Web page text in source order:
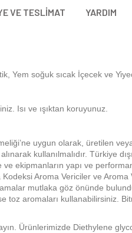
VE TESLIMAT YARDIM
Yem soğuk sıcak İçecek ve
Isı ve ışıktan koruyunuz.
uygun olarak, üretilen
kullanılmalıdır. Türkiye
ekipmanların yapı ve
Aroma Vericiler ve Aroma
mutlaka göz önünde
toz aromaları kullanabilirsiniz.
Ürünlerimizde Diethylene